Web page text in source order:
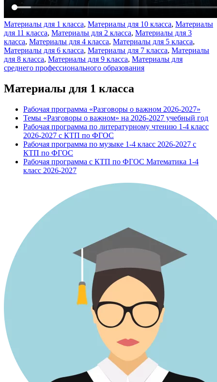
Материалы для 1 класса, Материалы для 10 класса, Материалы
для 11 класса, Материалы для 2 класса, Материалы для 3
класса, Материалы для 4 класса, Материалы для 5 класса,
Материалы для 6 класса, Материалы для 7 класса, Материалы
для 8 класса, Материалы для 9 класса, Материалы для
среднего профессионального образования
Материалы для 1 класса
Рабочая программа «Разговоры о важном 2026-2027»
Темы «Разговоры о важном» на 2026-2027 учебный год
Рабочая программа по литературному чтению 1-4 класс
2026-2027 с КТП по ФГОС
Рабочая программа по музыке 1-4 класс 2026-2027 с
КТП по ФГОС
Рабочая программа с КТП по ФГОС Математика 1-4
класс 2026-2027